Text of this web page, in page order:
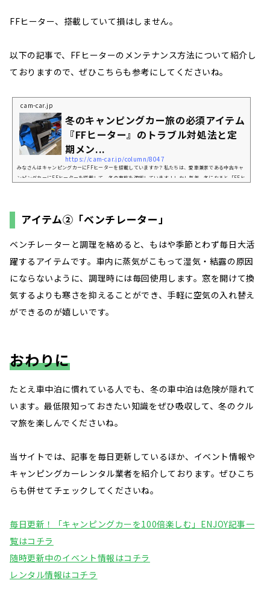
FFヒーター、搭載していて損はしません。
以下の記事で、FFヒーターのメンテナンス方法について紹介し
ておりますので、ぜひこちらも参考にしてくださいね。
cam-car.jp
冬のキャンピングカー旅の必須アイテム
『FFヒーター』のトラブル対処法と定
期メン...
https://cam-car.jp/column/8047
みなさんはキャンピングカーにFFヒーターを搭載していますか？私たちは、愛車兼家である中古キャ
ンピングカーにFFヒーターを搭載して、冬の車旅を満喫しています！しかし毎年、冬になると「FFヒ
ークして、今年の冬をお迎えください。FFヒーター...
アイテム②「ベンチレーター」
ベンチレーターと調理を絡めると、もはや季節とわず毎日大活
躍するアイテムです。車内に蒸気がこもって湿気・結露の原因
にならないように、調理時には毎回使用します。窓を開けて換
気するよりも寒さを抑えることができ、手軽に空気の入れ替え
ができるのが嬉しいです。
おわりに
たとえ車中泊に慣れている人でも、冬の車中泊は危険が隠れて
います。最低限知っておきたい知識をぜひ吸収して、冬のクル
マ旅を楽しんでくださいね。
当サイトでは、記事を毎日更新しているほか、イベント情報や
キャンピングカーレンタル業者を紹介しております。ぜひこち
らも併せてチェックしてくださいね。
毎日更新！「キャンピングカーを100倍楽しむ」ENJOY記事一
覧はコチラ
随時更新中のイベント情報はコチラ
レンタル情報はコチラ